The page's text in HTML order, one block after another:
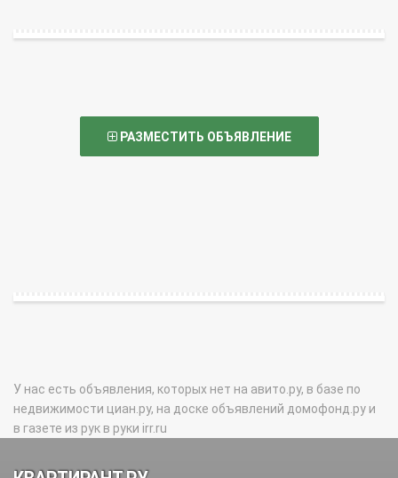
РАЗМЕСТИТЬ ОБЪЯВЛЕНИЕ
У нас есть объявления, которых нет на авито.ру, в базе по
недвижимости циан.ру, на доске объявлений домофонд.ру и
в газете из рук в руки irr.ru